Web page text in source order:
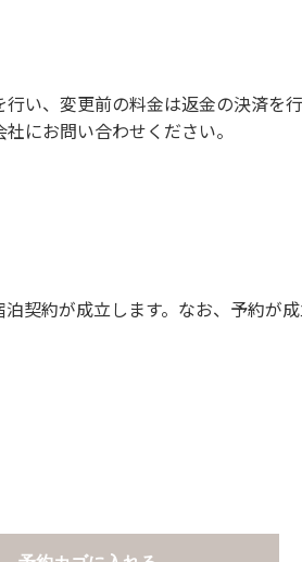
うな行為。
い、変更前の料金は返金の決済を行
にお問い合わせください。
契約が成立します。なお、予約が